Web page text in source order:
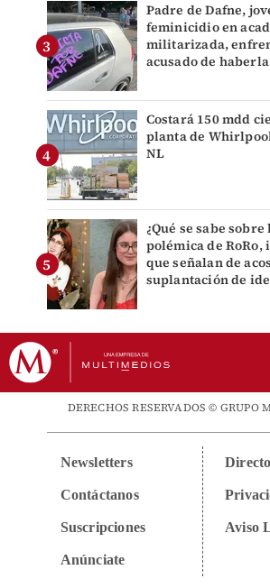
Padre de Dafne,
feminicidio en
militarizada,
acusado de
Costará 150 mdd
planta de
NL
¿Qué se sabe
polémica de
que señalan de
suplantación de
DERECHOS RESERVADOS © GRUPO
Newsletters
Contáctanos
Suscripciones
Anúnciate
Aviso